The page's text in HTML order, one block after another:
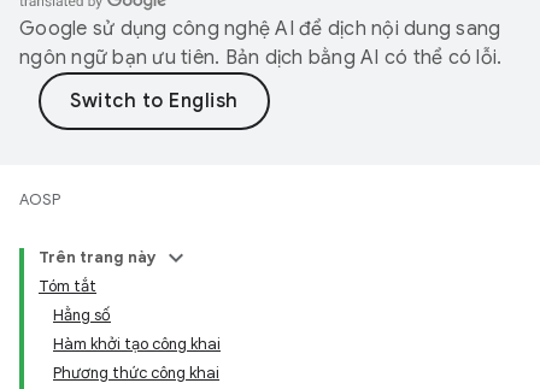
Google sử dụng công nghệ AI để dịch nội dung sang
ngôn ngữ bạn ưu tiên. Bản dịch bằng AI có thể có lỗi.
AOSP
Trên trang này
Tóm tắt
Hằng số
Hàm khởi tạo công khai
Phương thức công khai